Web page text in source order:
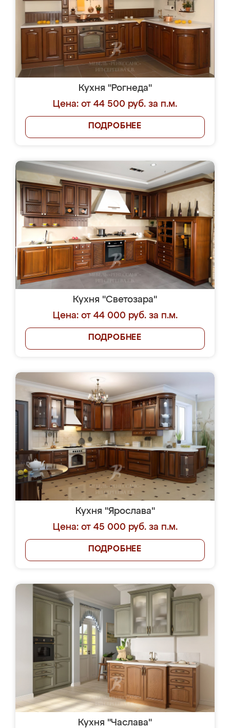
Кухня "Рогнеда"
Цена: от 44 500 руб. за п.м.
ПОДРОБНЕЕ
Кухня "Светозара"
Цена: от 44 000 руб. за п.м.
ПОДРОБНЕЕ
Кухня "Ярослава"
Цена: от 45 000 руб. за п.м.
ПОДРОБНЕЕ
Кухня "Часлава"